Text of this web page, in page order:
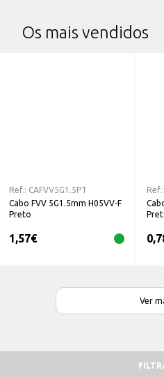
Os mais vendidos
Ref.: CAFVV5G1.5PT
Cabo FVV 5G1.5mm H05VV-F
Preto
1,57€
Ref.:
Ver